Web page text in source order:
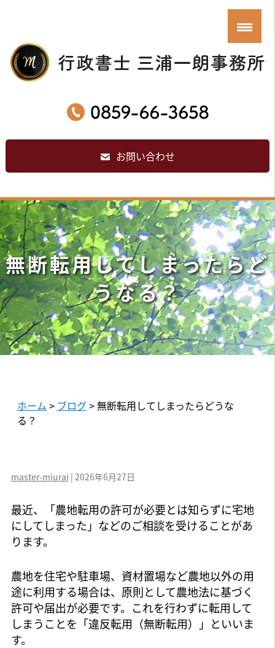
お問い合わせ
無断転用してしまったらど
うなる？
ホーム > ブログ>無断転用してしまったらどうな
る？
master-miurai | 2026年6月27日
最近、「農地転用の許可が必要とは知らずに宅地
にしてしまった」などのご相談を受けることがあ
ります。
農地を住宅や駐車場、資材置場など農地以外の用
途に利用する場合は、原則として農地法に基づく
許可や届出が必要です。これを行わずに転用して
しまうことを「違反転用（無断転用）」といいま
す。